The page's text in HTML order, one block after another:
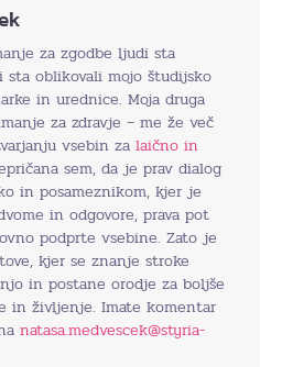
za zgodbe ljudi sta
oblikovali mojo študijsko
in urednice. Moja druga
za zdravje – me že več
vsebin za laično in
sem, da je prav dialog
in posameznikom, kjer je
in odgovore, prava pot
podprte vsebine. Zato je
kjer se znanje stroke
in postane orodje za boljše
in življenje. Imate komentar
natasa.medvescek@styria-